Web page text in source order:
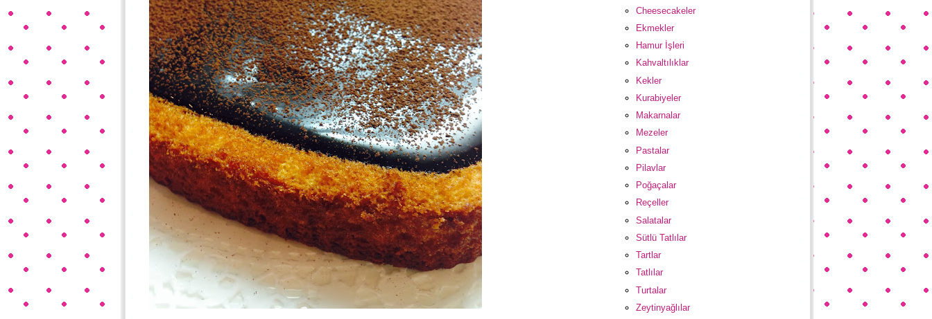
Cheesecakeler
Ekmekler
Hamur İşleri
Kahvaltılıklar
Kekler
Kurabiyeler
Makarnalar
Mezeler
Pastalar
Pilavlar
Poğaçalar
Reçeller
Salatalar
Sütlü Tatlılar
Tartlar
Tatlılar
Turtalar
Zeytinyağlılar